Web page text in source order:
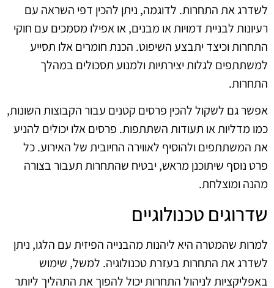
לשדרג את התחרות. לדוגמה, ניתן להכין דפי השראה עם
רעיונות לבניית דמויות או מבנים, או אפילו מסמכים עם חוקי
התחרות וכיצד יתבצע השיפוט. הכנת חומרים אלו תסייע
למשתתפים לגלות יצירתיות ולמנוע תסכולים במהלך
התחרות.
אפשר גם לשקול להכין פרסים קטנים עבור הקבוצות השונות,
כמו מדליות או תעודות השתתפות. פרסים אלו יכולים להניע
את המשתתפים ולהוסיף לאווירה החיובית של האירוע. כל
פרט נוסף שיתוכנן מראש, יבטיח שהתחרות תעבור בצורה
מהנה ומוצלחת.
שדרוגים טכנולוגיים
למרות שהמטרה היא ליהנות מהבנייה הפיזית עם הלגו, ניתן
לשדרג את התחרות בעזרת טכנולוגיה. למשל, שימוש
באפליקציות לניהול התחרות יכול להפוך את התהליך ליותר